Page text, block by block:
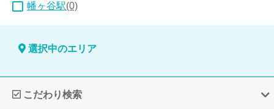
幡ヶ谷駅(0)
選択中のエリア
こだわり検索